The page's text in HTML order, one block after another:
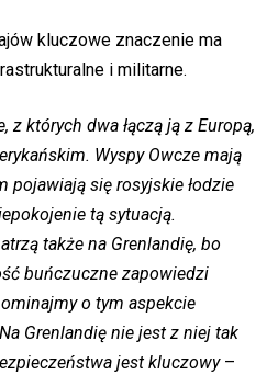
kluczowe znaczenie ma
i militarne.
z których dwa łączą ją z Europą,
Wyspy Owcze mają
pojawiają się rosyjskie łodzie
tą sytuacją.
także na Grenlandię, bo
buńczuczne zapowiedzi
o tym aspekcie
Grenlandię nie jest z niej tak
jest kluczowy–